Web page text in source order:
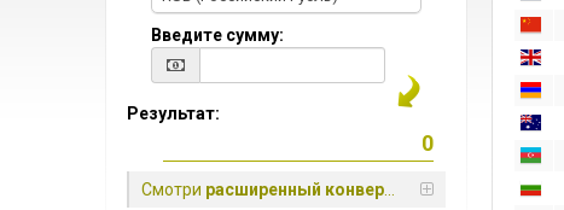
Введите сумму:
Результат:
Смотри расширенный конвертер